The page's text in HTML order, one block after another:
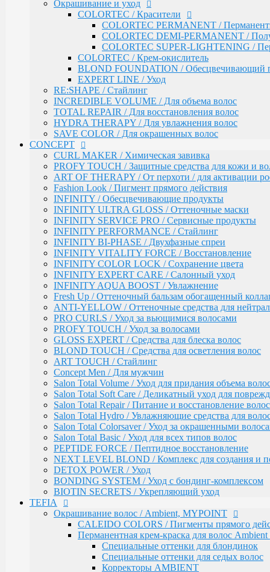
PROFY TOUCH / Защитные средства для кожи и
ART OF THERAPY / От перхоти / для активации
Fashion Look / Пигмент прямого действия
INFINITY / Обесцвечивающие продукты
INFINITY ULTRA GLOSS / Оттеночные маски
INFINITY SERVICE PRO / Сервисные продукты
INFINITY PERFORMANCE / Стайлинг
INFINITY BI-PHASE / Двухфазные спреи
INFINITY VITALITY FORCE / Восстановление
INFINITY COLOR LOCK / Сохранение цвета
INFINITY EXPERT CARE / Салонный уход
INFINITY AQUA BOOST / Увлажнение
Fresh Up / Оттеночный бальзам обогащенный
ANTI-YELLOW / Оттеночные средства для
PRO CURLS / Уход за вьющимися волосами
PROFY TOUCH / Уход за волосами
GLOSS EXPERT / Средства для блеска волос
BLOND TOUCH / Средства для осветления волос
ART TOUCH / Стайлинг
Concept Men / Для мужчин
Salon Total Volume / Уход для придания объема
Salon Total Soft Care / Деликатный уход для
Salon Total Repair / Питание и восстановление волос
Salon Total Hydro / Увлажняющие средства для волос
Salon Total Colorsaver / Уход за окрашенными
Salon Total Basic / Уход для всех типов волос
PEPTIDE FORCE / Пептидное восстановление
NEXT LEVEL BLOND / Комплекс для создания и
DETOX POWER / Уход
BONDING SYSTEM / Уход с бондинг-комплексом
BIOTIN SECRETS / Укрепляющий уход
TEFIA
Окрашивание волос / Ambient, MYPOINT
CALEIDO COLORS / Пигменты прямого
Перманентная крем-краска для волос Ambient
Специальные оттенки для блондинок
Специальные оттенки для седых волос
Корректоры AMBIENT
Основные оттенки AMBIENT
Средства для обесцвечивания волос / Ambient
Крем-окислитель / Ambient
Перманентная крем-краска для волос /
Корректоры
Специальные оттенки для седых волос
Специальные оттенки - SPECIAL
Основные (модные) оттенки MYPOINT
Крем-окислитель / COLOR OXYCREAM
Гель-краска для волос тон в тон MYPOINT (33
Активаторы для окрашивания волос гель-
MYPOINT / Краска для бровей и ресниц
BTX Forte / Трехэтапная программа реконструкции
Ambient Form / Долговременная укладка волос
Окрашивание и уход
COLORTEC / Красители
COLORTEC PERMANENT /
COLORTEC DEMI-PERMANENT /
COLORTEC SUPER-LIGHTENING /
COLORTEC / Крем-окислитель
BLOND FOUNDATION / Обесцвечивающий
EXPERT LINE / Уход
RE:SHAPE / Стайлинг
INCREDIBLE VOLUME / Для объема волос
TOTAL REPAIR / Для восстановления волос
HYDRA THERAPY / Для увлажнения волос
SAVE COLOR / Для окрашенных волос
CONCEPT
CURL MAKER / Химическая завивка
PROFY TOUCH / Защитные средства для кожи и
ART OF THERAPY / От перхоти / для активации
Fashion Look / Пигмент прямого действия
INFINITY / Обесцвечивающие продукты
INFINITY ULTRA GLOSS / Оттеночные маски
INFINITY SERVICE PRO / Сервисные продукты
INFINITY PERFORMANCE / Стайлинг
INFINITY BI-PHASE / Двухфазные спреи
INFINITY VITALITY FORCE / Восстановление
INFINITY COLOR LOCK / Сохранение цвета
INFINITY EXPERT CARE / Салонный уход
INFINITY AQUA BOOST / Увлажнение
Fresh Up / Оттеночный бальзам обогащенный
ANTI-YELLOW / Оттеночные средства для
PRO CURLS / Уход за вьющимися волосами
PROFY TOUCH / Уход за волосами
GLOSS EXPERT / Средства для блеска волос
BLOND TOUCH / Средства для осветления волос
ART TOUCH / Стайлинг
Concept Men / Для мужчин
Salon Total Volume / Уход для придания объема
Salon Total Soft Care / Деликатный уход для
Salon Total Repair / Питание и восстановление волос
Salon Total Hydro / Увлажняющие средства для
Salon Total Colorsaver / Уход за окрашенными
Salon Total Basic / Уход для всех типов волос
PEPTIDE FORCE / Пептидное восстановление
NEXT LEVEL BLOND / Комплекс для создания и
DETOX POWER / Уход
BONDING SYSTEM / Уход с бондинг-комплексом
BIOTIN SECRETS / Укрепляющий уход
TEFIA
Окрашивание волос / Ambient, MYPOINT
CALEIDO COLORS / Пигменты прямого
Перманентная крем-краска для волос Ambient
Специальные оттенки для блондинок
Специальные оттенки для седых волос
Корректоры AMBIENT